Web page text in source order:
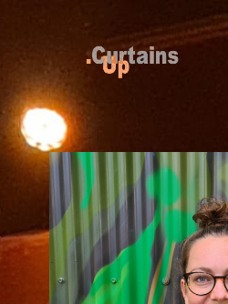
Home
Over Curtains-Up
Projecten
Wie zijn Curtains-Up?
Miscellaneous CU